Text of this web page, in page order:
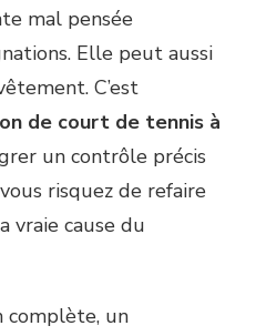
mal pensée
Elle peut aussi
C’est
de court de tennis à
un contrôle précis
risquez de refaire
vraie cause du
complète, un